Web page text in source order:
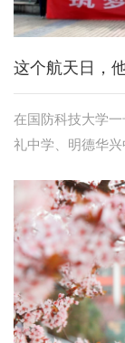
这个航天日，
在国防科技大学
礼中学、明德华
加了国防科大空
与院士面对面”活